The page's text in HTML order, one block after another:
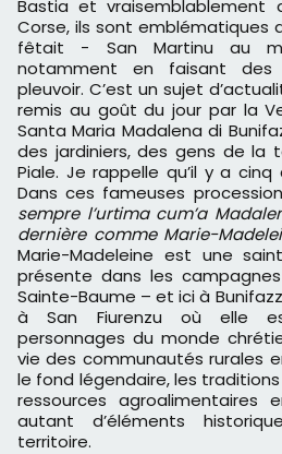
Bastia et vraisemblablement
Corse, ils sont emblématiques
fêtait - San Martinu au
notamment en faisant des
pleuvoir. C’est un sujet
remis au goût du jour par la
Santa Maria Madalena di
des jardiniers, des gens de la
Piale. Je rappelle qu’il y a cinq
Dans ces fameuses
sempre l’urtima cum’a
dernière comme Marie-
Marie-Madeleine est une
présente dans les
Sainte-Baume – et ici à
à San Fiurenzu où elle
personnages du monde
vie des communautés rurales
le fond légendaire, les
ressources
autant d’éléments
territoire.